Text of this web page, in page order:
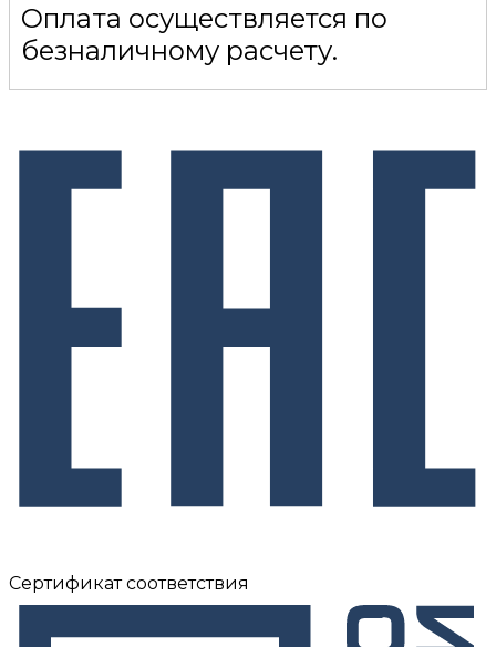
Оплата осуществляется по
безналичному расчету.
Сертификат соответствия